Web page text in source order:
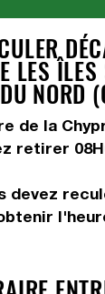
LES
NORD
de la
retirer
devez